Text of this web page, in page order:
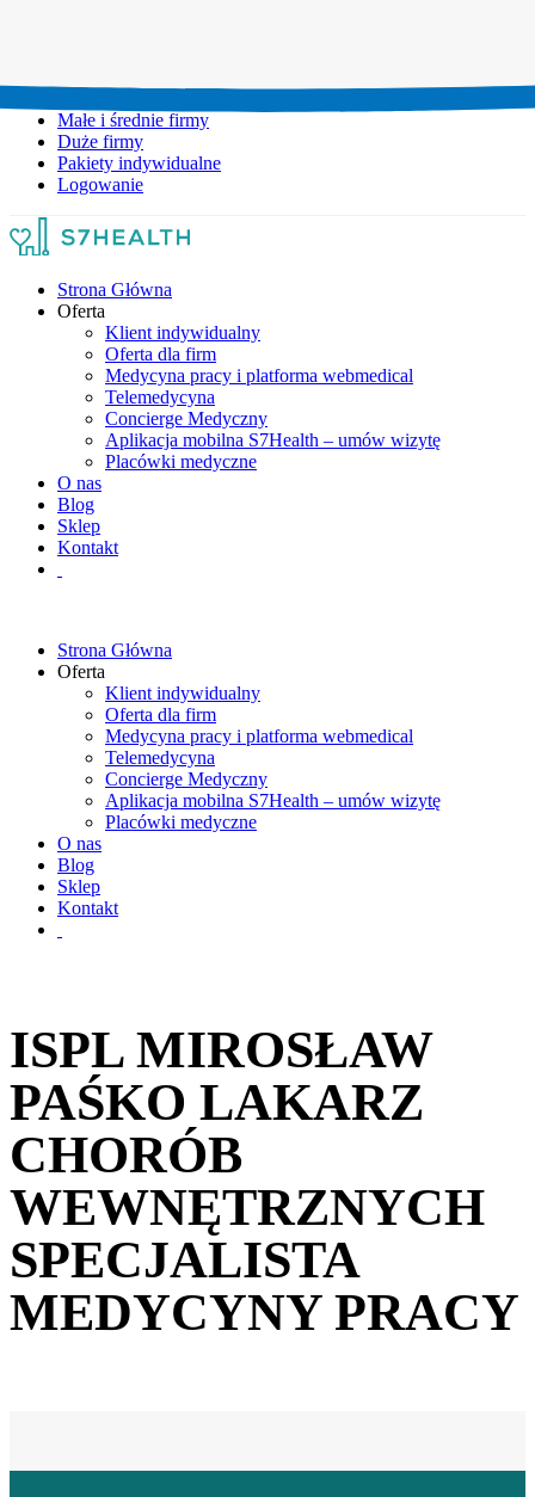
Małe i średnie firmy
Duże firmy
Pakiety indywidualne
Logowanie
Strona Główna
Oferta
Klient indywidualny
Oferta dla firm
Medycyna pracy i platforma webmedical
Telemedycyna
Concierge Medyczny
Aplikacja mobilna S7Health – umów wizytę
Placówki medyczne
O nas
Blog
Sklep
Kontakt
Strona Główna
Oferta
Klient indywidualny
Oferta dla firm
Medycyna pracy i platforma webmedical
Telemedycyna
Concierge Medyczny
Aplikacja mobilna S7Health – umów wizytę
Placówki medyczne
O nas
Blog
Sklep
Kontakt
ISPL MIROSŁAW
PAŚKO LAKARZ
CHORÓB
WEWNĘTRZNYCH
SPECJALISTA
MEDYCYNY PRACY